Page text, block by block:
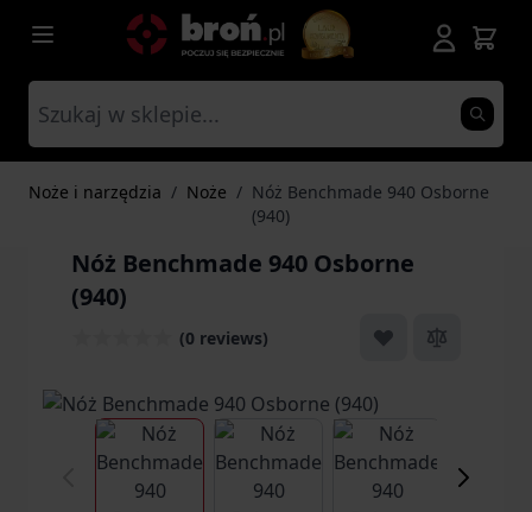
Przejdź do treści
Noże i narzędzia / Noże / Nóż Benchmade 940 Osborne
(940)
Nóż Benchmade 940 Osborne
(940)
(0 reviews)
View larger imageView larger imageView larger